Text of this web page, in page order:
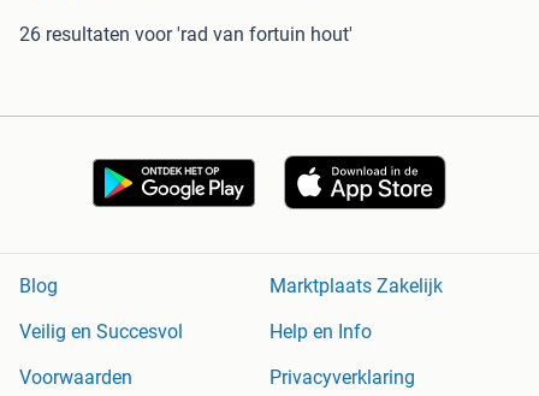
26 resultaten voor 'rad van fortuin hout'
Blog
Marktplaats Zakelijk
Veilig en Succesvol
Help en Info
Voorwaarden
Privacyverklaring